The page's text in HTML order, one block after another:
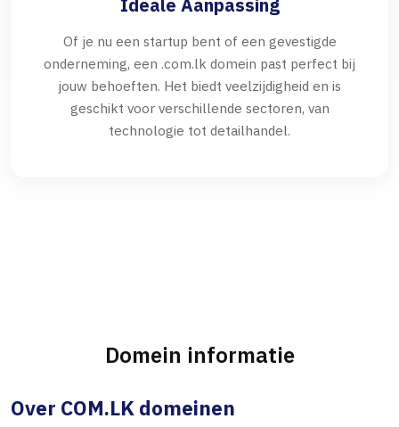
Ideale Aanpassing
Of je nu een startup bent of een gevestigde
onderneming, een .com.lk domein past perfect bij
jouw behoeften. Het biedt veelzijdigheid en is
geschikt voor verschillende sectoren, van
technologie tot detailhandel.
Domein informatie
Over COM.LK domeinen